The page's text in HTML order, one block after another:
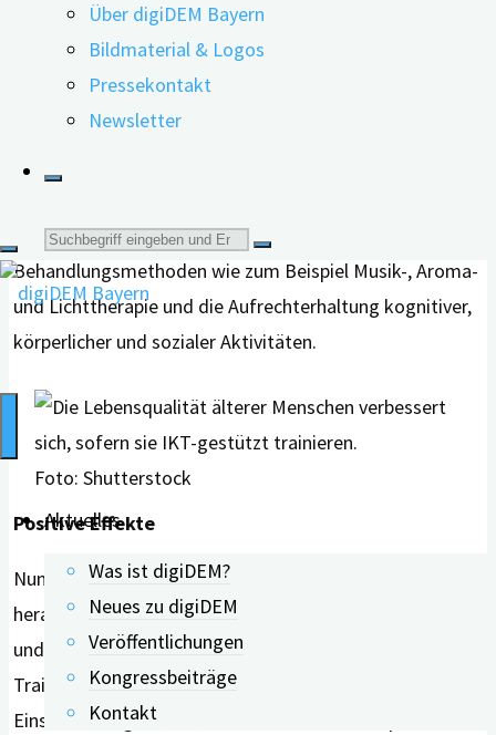
Über digiDEM Bayern
Bildmaterial & Logos
Pressekontakt
Newsletter
Suche
nach:
Aktuelles
Was ist digiDEM?
Neues zu digiDEM
Veröffentlichungen
Kongressbeiträge
Kontakt
Sprachgewandtheit, Wortflüssigkeit, Aufmerksamkeit
oder Gedächtnisleistung – lassen diese Fähigkeiten
nach, steigt die Belastung für den Betroffenen, die
Familie und das Gesundheitssystem. Doch wer in einem
frühen Stadium einer Demenz eingreift, kann ihr
klassischerweise unterschiedliche
Behandlungsmethoden wie zum Beispiel Musik-, Aroma-
und Lichttherapie und die Aufrechterhaltung kognitiver,
körperlicher und sozialer Aktivitäten.
Foto: Shutterstock
Positive Effekte
Nun haben zwei Forscher*innen aus Südkorea
herausgefunden, dass der Einsatz von Informations-
und Kommunikationstechnologien (IKT) in kognitiven
Trainings bei Menschen mit leichten kognitiven
Einschränkungen (MCI) oder leichter Demenz positive